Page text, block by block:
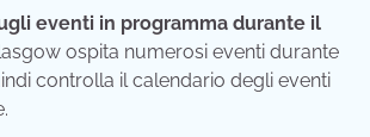
eventi in programma durante il
ospita numerosi eventi durante
controlla il calendario degli eventi